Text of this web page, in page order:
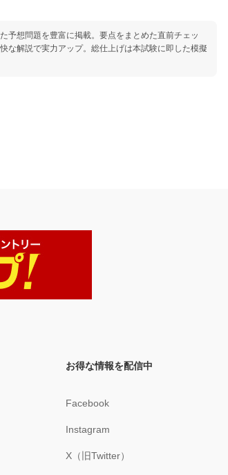
予想問題を豊富に掲載。要点をまとめた直前チェッ
な解説で実力アップ。総仕上げは本試験に即した模擬
お得な情報を配信中
Facebook
Instagram
X（旧Twitter）